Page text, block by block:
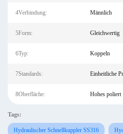
4Verbindung: Männlich
5Form: Gleichwertig
6Typ: Koppeln
7Standards: Einheitliche
8Oberfläche: Hohes poliert
Tags:
Hydraulischer Schnellkuppler SS316